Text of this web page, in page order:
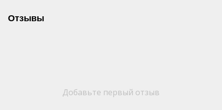
Отзывы
Добавьте первый отзыв